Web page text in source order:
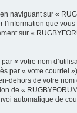
naviguant sur «
que
sur «
« votre nom
« votre courriel
de votre
de «
automatique de